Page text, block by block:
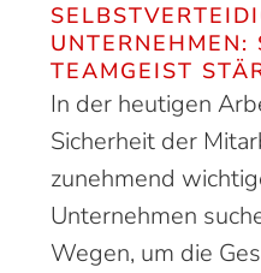
UNTERNEHMEN:
TEAMGEIST
In der heutigen
Sicherheit der
zunehmend
Unternehmen
Wegen, um die